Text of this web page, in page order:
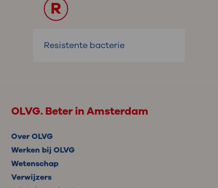
R
Resistente bacterie
OLVG. Beter in Amsterdam
Over OLVG
Werken bij OLVG
Wetenschap
Verwijzers